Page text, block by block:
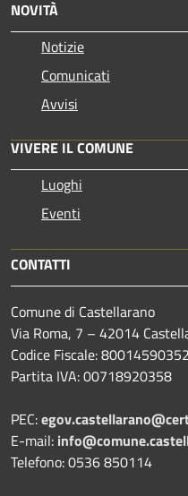
NOVITÀ
Notizie
Comunicati
Avvisi
VIVERE IL COMUNE
Luoghi
Eventi
CONTATTI
Comune di Castellarano
Via Roma, 7 – 42014
Codice Fiscale: 80014590352
Partita IVA: 00718920358
PEC:
E-mail:
Telefono: 0536 850114